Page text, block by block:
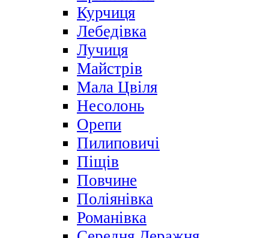
Курчиця
Лебедівка
Лучиця
Майстрів
Мала Цвіля
Несолонь
Орепи
Пилиповичі
Піщів
Повчине
Поліянівка
Романівка